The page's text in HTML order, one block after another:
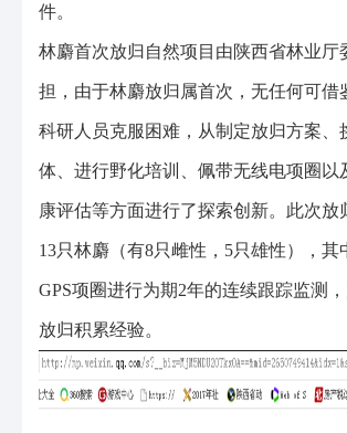
件。
林麝首次放归自然项目由陕西省林业厅
担，由于林麝放归属首次，无任何可借
科研人员克服困难，从制定放归方案、
体、进行野化培训、佩带无线电项圈以
康评估等方面进行了探索创新。此次放
13只林麝（有8只雌性，5只雄性），其
GPS项圈进行为期2年的连续跟踪监测
放归积累经验。